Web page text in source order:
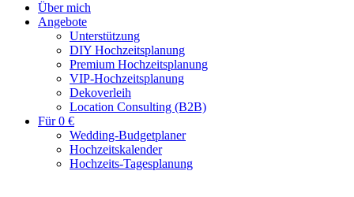
Über mich
Angebote
Unterstützung
DIY Hochzeitsplanung
Premium Hochzeitsplanung
VIP-Hochzeitsplanung
Dekoverleih
Location Consulting (B2B)
Für 0 €
Wedding-Budgetplaner
Hochzeitskalender
Hochzeits-Tagesplanung